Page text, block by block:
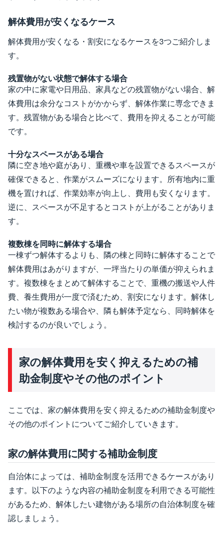
解体費用が安くなるケース
解体費用が安くなる・割安になるケースを3つご紹介しま
す。
残置物がない状態で解体する場合
家の中に家電や日用品、家具などの残置物がない場合、解
体費用は余分なコストがかからず、解体作業に専念できま
す。残置物がある場合と比べて、費用を抑えることが可能
です。
十分なスペースがある場合
隣に空き地や庭があり、重機や車を設置できるスペースが
確保できると、作業がスムーズになります。所有地内に重
機を置ければ、作業効率が向上し、費用も安くなります。
逆に、スペースが不足するとコストが上がることがありま
す。
複数棟を同時に解体する場合
一棟ずつ解体するよりも、隣の棟と同時に解体することで
解体費用はあがりますが、一坪当たりの単価が抑えられま
す。複数棟をまとめて解体することで、重機の搬送や人件
費、養生費用が一度で済むため、割安になります。解体し
たい物が複数ある場合や、隣も解体予定なら、同時解体を
検討するのが良いでしょう。
家の解体費用を安く抑えるための補
助金制度やその他のポイント
ここでは、家の解体費用を安く抑えるための補助金制度や
その他のポイントについてご紹介していきます。
家の解体費用に関する補助金制度
自治体によっては、補助金制度を活用できるケースがあり
ます。以下のような内容の補助金制度を利用できる可能性
があるため、解体したい建物がある場所の自治体制度を確
認しましょう。